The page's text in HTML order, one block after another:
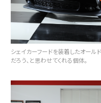
シェイカーフードを装着したオール
だろう、と思わせてくれる個体。